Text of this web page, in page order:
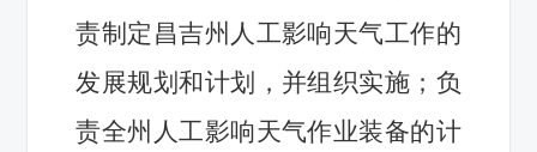
责制定昌吉州人工影响天气工作的
发展规划和计划，并组织实施；负
责全州人工影响天气作业装备的计